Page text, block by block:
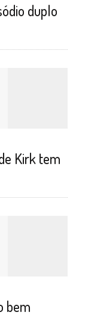
duplo
Kirk tem
bem